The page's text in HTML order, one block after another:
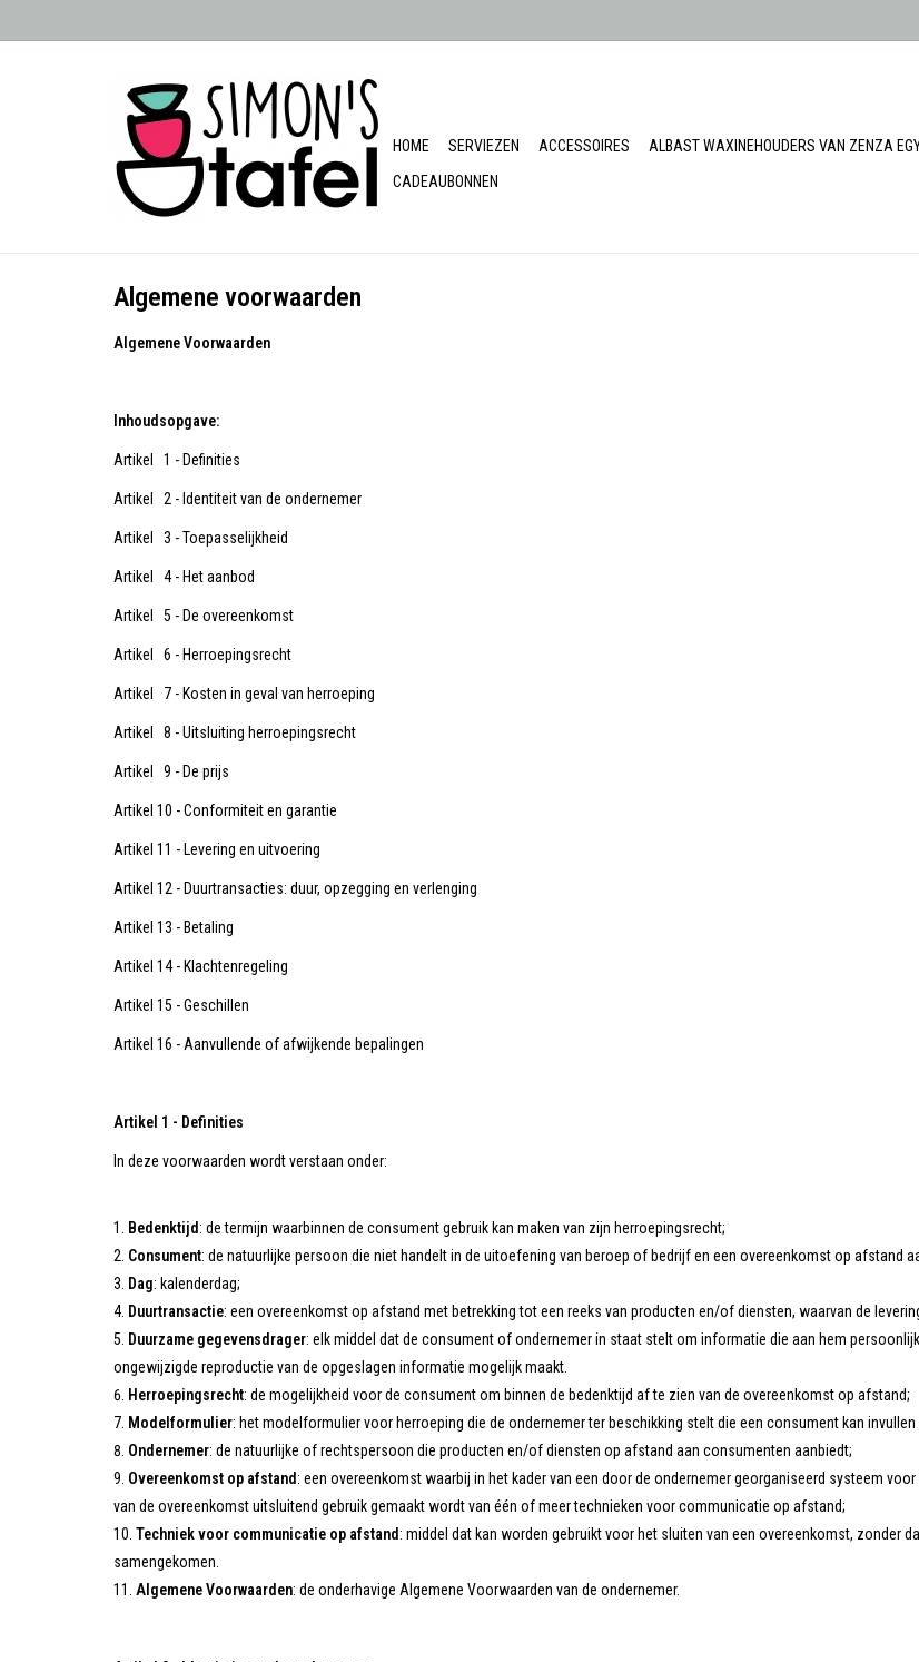
HOME SERVIEZEN ACCESSOIRES ALBAST WAXINEHOUDERS VAN ZENZA
CADEAUBONNEN
Algemene voorwaarden
Algemene Voorwaarden
Inhoudsopgave:
Artikel 1 - Definities
Artikel 2 - Identiteit van de ondernemer
Artikel 3 - Toepasselijkheid
Artikel 4 - Het aanbod
Artikel 5 - De overeenkomst
Artikel 6 - Herroepingsrecht
Artikel 7 - Kosten in geval van herroeping
Artikel 8 - Uitsluiting herroepingsrecht
Artikel 9 - De prijs
Artikel 10 - Conformiteit en garantie
Artikel 11 - Levering en uitvoering
Artikel 12 - Duurtransacties: duur, opzegging en verlenging
Artikel 13 - Betaling
Artikel 14 - Klachtenregeling
Artikel 15 - Geschillen
Artikel 16 - Aanvullende of afwijkende bepalingen
Artikel 1 - Definities
In deze voorwaarden wordt verstaan onder:
Bedenktijd : de termijn waarbinnen de consument gebruik kan maken van zijn herroepingsrecht;
Consument: de natuurlijke persoon die niet handelt in de uitoefening van beroep of bedrijf en een overeenkomst op afstand
Dag: kalenderdag;
Duurtransactie: een overeenkomst op afstand met betrekking tot een reeks van producten en/of diensten, waarvan de
Duurzame gegevensdrager: elk middel dat de consument of ondernemer in staat stelt om informatie die aan hem
ongewijzigde reproductie van de opgeslagen informatie mogelijk maakt.
Herroepingsrecht: de mogelijkheid voor de consument om binnen de bedenktijd af te zien van de overeenkomst op afstand;
Modelformulier: het modelformulier voor herroeping die de ondernemer ter beschikking stelt die een consument kan
Ondernemer: de natuurlijke of rechtspersoon die producten en/of diensten op afstand aan consumenten aanbiedt;
Overeenkomst op afstand : een overeenkomst waarbij in het kader van een door de ondernemer georganiseerd systeem
van de overeenkomst uitsluitend gebruik gemaakt wordt van één of meer technieken voor communicatie op afstand;
Techniek voor communicatie op afstand : middel dat kan worden gebruikt voor het sluiten van een overeenkomst, zonder
samengekomen.
Algemene Voorwaarden: de onderhavige Algemene Voorwaarden van de ondernemer.